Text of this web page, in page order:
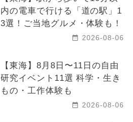
内の電車で行ける「道の駅」1
3選！ご当地グルメ・体験も！
2026-08-06
【東海】8月8日〜11日の自由
研究イベント11選 科学・生き
もの・工作体験も
2026-08-06